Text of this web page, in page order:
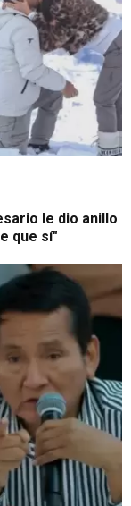
le dio anillo
que sí"